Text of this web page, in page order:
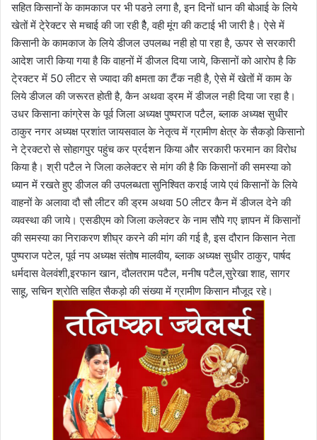
सहित किसानों के कामकाज पर भी पडऩे लगा है, इन दिनों धान की बोआई के लिये
खेतों में टे्रेक्टर से मचाई की जा रही हैै, वही मूंग की कटाई भी जारी है। ऐसे में
किसानी के कामकाज के लिये डीजल उपलब्ध नही हो पा रहा है, ऊपर से सरकारी
आदेश जारी किया गया है कि वाहनों में डीजल दिया जाये, किसानों को आरोप है कि
टे्रक्टर में 50 लीटर से ज्यादा की क्षमता का टैंक नही है, ऐसे में खेतों में काम के
लिये डीजल की जरूरत होती है, कैन अथवा ड्रम में डीजल नही दिया जा रहा है।
उधर किसाना कांग्रेस के पूर्व जिला अध्यक्ष पुष्पराज पटैल, ब्लाक अध्यक्ष सुधीर
ठाकुर नगर अध्यक्ष प्रशांत जायसवाल के नेतृत्व में ग्रामीण क्षेत्र के सैकड़ो किसानो
ने टे्रक्टरो से सोहागपुर पहुंच कर प्रर्दशन किया और सरकारी फरमान का विरोध
किया है। श्री पटैल ने जिला कलेक्टर से मांग की है कि किसानों की समस्या को
ध्यान में रखते हुए डीजल की उपलब्धता सुनिश्वित कराई जाये एवं किसानों के लिये
वाहनों के अलावा दौ सौ लीटर की ड्रम अथवा 50 लीटर कैन में डीजल देने की
व्यवस्था की जाये। एसडीएम को जिला कलेक्टर के नाम सौपे गए ज्ञापन में किसानों
की समस्या का निराकरण शीघ्र करने की मांग की गई है, इस दौरान किसान नेता
पुष्पराज पटेल, पूर्व नप अध्यक्ष संतोष मालवीय, ब्लाक अध्यक्ष सुधीर ठाकुर, पार्षद
धर्मदास वेलवंशी,इरफान खान, दौलतराम पटैल, मनीष पटैल,सुरेखा शाह, सागर
साहू, सचिन श्रोति सहित सैकड़ो की संख्या में ग्रामीण किसान मौजूद रहे।